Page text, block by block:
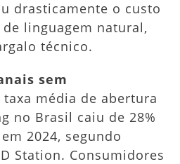
drasticamente o custo
linguagem natural,
técnico.
sem
taxa média de abertura
no Brasil caiu de 28%
2024, segundo
Station. Consumidores